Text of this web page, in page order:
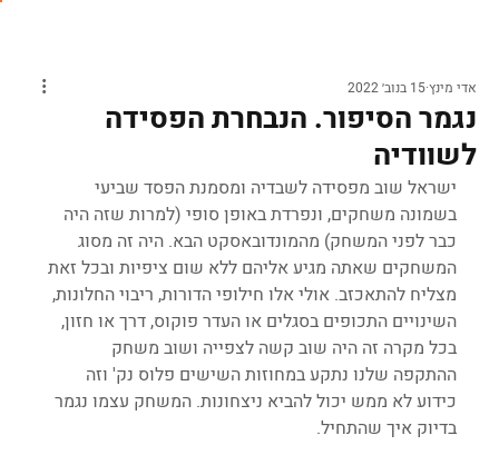
נגמר הסיפור. הנבחרת הפסידה
לשוודיה
אדי מינץ15 בנוב׳ 2022
ישראל שוב מפסידה לשבדיה ומסמנת הפסד שביעי
בשמונה משחקים, ונפרדת באופן סופי (למרות שזה היה
כבר לפני המשחק) מהמונדובאסקט הבא. היה זה מסוג
המשחקים שאתה מגיע אליהם ללא שום ציפיות ובכל זאת
מצליח להתאכזב. אולי אלו חילופי הדורות, ריבוי החלונות,
השינויים התכופים בסגלים או העדר פוקוס, דרך או חזון,
בכל מקרה זה היה שוב קשה לצפייה ושוב משחק
ההתקפה שלנו נתקע במחוזות השישים פלוס נק' וזה
כידוע לא ממש יכול להביא ניצחונות. המשחק עצמו נגמר
בדיוק איך שהתחיל.